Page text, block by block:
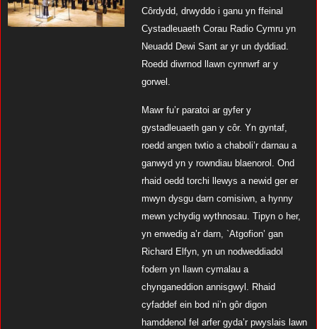
Côrdydd, drwyddo i ganu yn ffeinal
Cystadleuaeth Corau Radio Cymru yn
Neuadd Dewi Sant ar yr un dyddiad.
Roedd diwrnod llawn cynnwrf ar y
gorwel.
Mawr fu’r paratoi ar gyfer y
gystadleuaeth gan y côr. Yn gyntaf,
roedd angen twtio a chaboli’r darnau a
ganwyd yn y rowndiau blaenorol. Ond
rhaid oedd torchi llewys a newid ger er
mwyn dysgu darn comisiwn, a hynny
mewn ychydig wythnosau. Tipyn o her,
yn enwedig a’r darn, `Atgofion’ gan
Richard Elfyn, yn un nodweddiadol
fodern yn llawn cymalau a
chynganeddion annisgwyl. Rhaid
cyfaddef ein bod ni’n gôr digon
hamddenol fel arfer gyda’r pwyslais lawn